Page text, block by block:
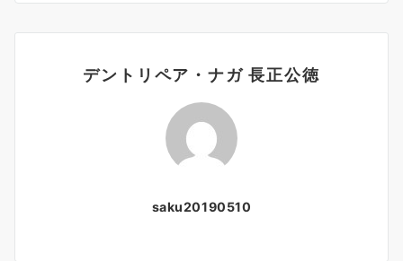
デントリペア・ナガ 長正公徳
saku20190510